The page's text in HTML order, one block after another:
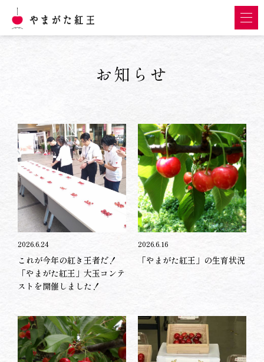
お知らせ
2026.6.24
これが今年の紅き王者だ！
「やまがた紅王」大玉コンテ
ストを開催しました！
2026.6.16
「やまがた紅王」の生育状況